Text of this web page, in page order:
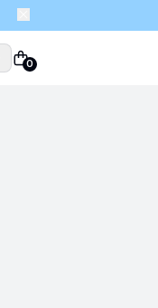
0